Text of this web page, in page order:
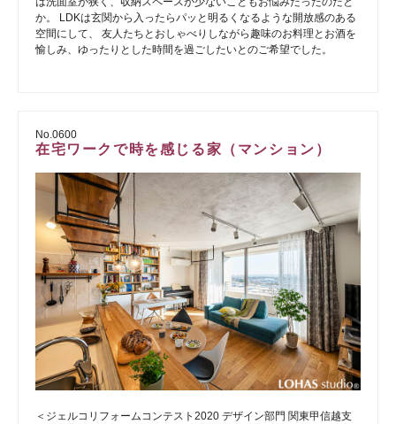
か。 LDKは玄関から入ったらパッと明るくなるような開放感のある
空間にして、 友人たちとおしゃべりしながら趣味のお料理とお酒を
愉しみ、ゆったりとした時間を過ごしたいとのご希望でした。
No.0600
在宅ワークで時を感じる家（マンション）
＜ジェルコリフォームコンテスト2020 デザイン部門 関東甲信越支